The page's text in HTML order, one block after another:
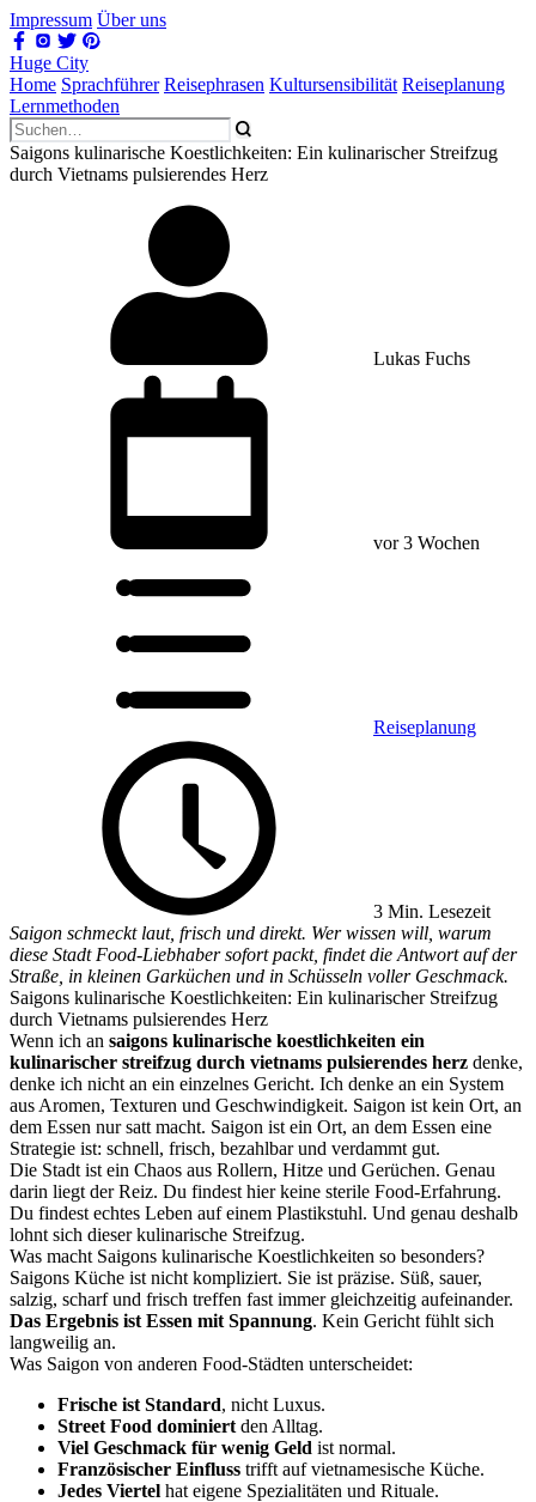
Impressum Über uns
Huge City
Home Sprachführer Reisephrasen Kultursensibilität Reiseplanung
Lernmethoden
Saigons kulinarische Koestlichkeiten: Ein kulinarischer Streifzug
durch Vietnams pulsierendes Herz
Lukas Fuchs
vor 3 Wochen
Reiseplanung
3 Min. Lesezeit
Saigon schmeckt laut, frisch und direkt. Wer wissen will, warum
diese Stadt Food-Liebhaber sofort packt, findet die Antwort auf der
Straße, in kleinen Garküchen und in Schüsseln voller Geschmack.
Saigons kulinarische Koestlichkeiten: Ein kulinarischer Streifzug
durch Vietnams pulsierendes Herz
Wenn ich an saigons kulinarische koestlichkeiten ein
kulinarischer streifzug durch vietnams pulsierendes herz denke,
denke ich nicht an ein einzelnes Gericht. Ich denke an ein System
aus Aromen, Texturen und Geschwindigkeit. Saigon ist kein Ort, an
dem Essen nur satt macht. Saigon ist ein Ort, an dem Essen eine
Strategie ist: schnell, frisch, bezahlbar und verdammt gut.
Die Stadt ist ein Chaos aus Rollern, Hitze und Gerüchen. Genau
darin liegt der Reiz. Du findest hier keine sterile Food-Erfahrung.
Du findest echtes Leben auf einem Plastikstuhl. Und genau deshalb
lohnt sich dieser kulinarische Streifzug.
Was macht Saigons kulinarische Koestlichkeiten so besonders?
Saigons Küche ist nicht kompliziert. Sie ist präzise. Süß, sauer,
salzig, scharf und frisch treffen fast immer gleichzeitig aufeinander.
Das Ergebnis ist Essen mit Spannung. Kein Gericht fühlt sich
langweilig an.
Was Saigon von anderen Food-Städten unterscheidet:
Frische ist Standard, nicht Luxus.
Street Food dominiert den Alltag.
Viel Geschmack für wenig Geld ist normal.
Französischer Einfluss trifft auf vietnamesische Küche.
Jedes Viertel hat eigene Spezialitäten und Rituale.